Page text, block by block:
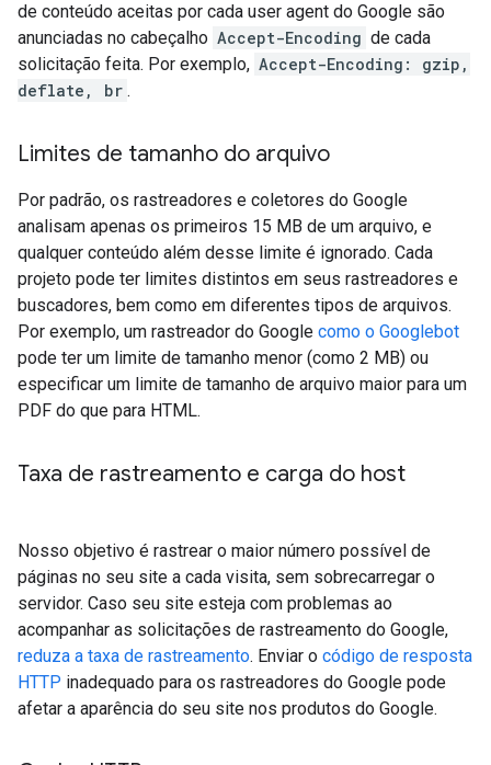
de conteúdo aceitas por cada user agent do Google são
anunciadas no cabeçalho Accept-Encoding de cada
solicitação feita. Por exemplo, Accept-Encoding: gzip,
deflate, br .
Limites de tamanho do arquivo
Por padrão, os rastreadores e coletores do Google
analisam apenas os primeiros 15 MB de um arquivo, e
qualquer conteúdo além desse limite é ignorado. Cada
projeto pode ter limites distintos em seus rastreadores e
buscadores, bem como em diferentes tipos de arquivos.
Por exemplo, um rastreador do Google como o Googlebot
pode ter um limite de tamanho menor (como 2 MB) ou
especificar um limite de tamanho de arquivo maior para um
PDF do que para HTML.
Taxa de rastreamento e carga do host
Nosso objetivo é rastrear o maior número possível de
páginas no seu site a cada visita, sem sobrecarregar o
servidor. Caso seu site esteja com problemas ao
acompanhar as solicitações de rastreamento do Google,
reduza a taxa de rastreamento. Enviar o código de resposta
HTTP inadequado para os rastreadores do Google pode
afetar a aparência do seu site nos produtos do Google.